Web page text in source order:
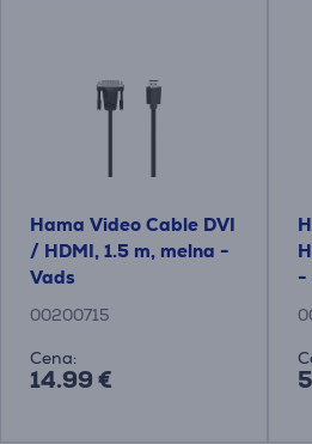
Hama Video Cable DVI
/ HDMI, 1.5 m, melna -
Vads
00200715
Cena:
14.99 €
-